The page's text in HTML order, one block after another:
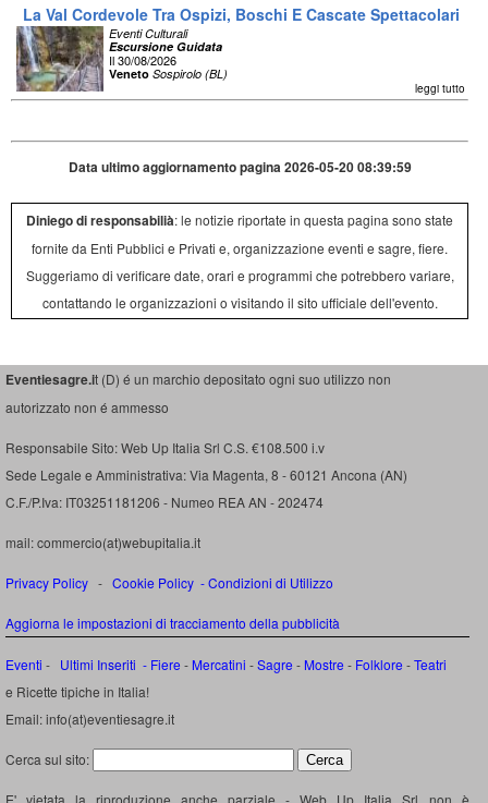
La Val Cordevole Tra Ospizi, Boschi E Cascate Spettacolari
Eventi Culturali
Escursione Guidata
Il 30/08/2026
Veneto Sospirolo (BL)
leggi tutto
Data ultimo aggiornamento pagina 2026-05-20 08:39:59
Diniego di responsabilià: le notizie riportate in questa pagina sono state
fornite da Enti Pubblici e Privati e, organizzazione eventi e sagre, fiere.
Suggeriamo di verificare date, orari e programmi che potrebbero variare,
contattando le organizzazioni o visitando il sito ufficiale dell'evento.
Eventiesagre.it (D) é un marchio depositato ogni suo utilizzo non
autorizzato non é ammesso
Responsabile Sito: Web Up Italia Srl C.S. €108.500 i.v
Sede Legale e Amministrativa: Via Magenta, 8 - 60121 Ancona (AN)
C.F./P.Iva: IT03251181206 - Numeo REA AN - 202474
mail: commercio(at)webupitalia.it
Privacy Policy - Cookie Policy -Condizioni di Utilizzo
Aggiorna le impostazioni di tracciamento della pubblicità
Eventi - Ultimi Inseriti - Fiere - Mercatini -Sagre - Mostre - Folklore -Teatri
e Ricette tipiche in Italia!
Email: info(at)eventiesagre.it
Cerca sul sito: